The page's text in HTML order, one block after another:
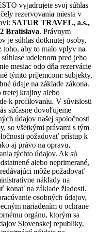
vyjadrujete svoj súhlas
rezervovania miesta v
SATUR TRAVEL, a.s.,
Bratislava. Právnym
je súhlas dotknutej osoby,
aby to malo vplyv na
udelenom pred jeho
mesiac odo dňa rezervácie
týmto príjemcom: subjekty,
údaje na základe zákona.
tretej krajiny alebo
k profilovaniu. V súvislosti
súčasne dovoľujeme
údajov našej spoločnosti
so všetkými právami s tým
požadovať prístup k
aj právo na opravu,
týchto údajov. Ak sú
alebo neprimerané,
môže požadovať
náklady na
konať na základe žiadosti.
osobných údajov,
nariadením o ochrane
orgánu, ktorým sa
Slovenskej republiky,